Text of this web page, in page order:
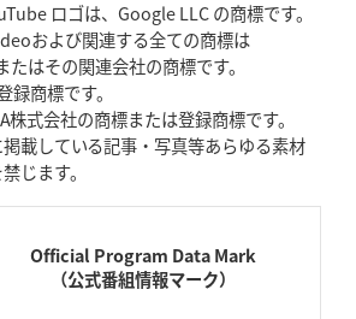
ロゴは、Google LLC の商標です。
および関連する全ての商標は
はその関連会社の商標です。
商標です。
株式会社の商標または登録商標です。
載している記事・写真等あらゆる素材
じます。
Official Program Data Mark
（公式番組情報マーク）